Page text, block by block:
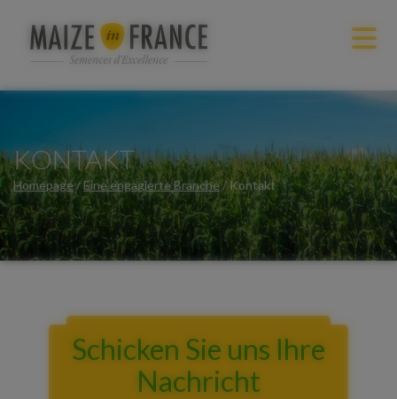
KONTAKT
Homepage/ Eine engagierte Branche/Kontakt
Schicken Sie uns Ihre
Nachricht